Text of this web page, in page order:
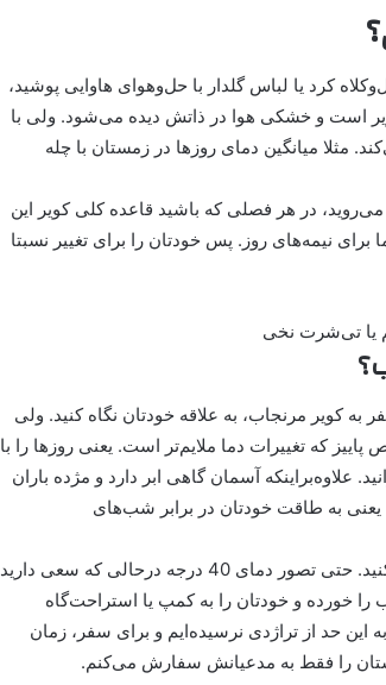
کرد یا لباس گلدار با حل‌وهوای هاوایی پوشید،
است و خشکی هوا در ذاتش دیده می‌شود. ولی با
مثلا میانگین دمای روزها در زمستان با چله
در هر فصلی که باشید قاعده کلی کویر این
نیمه‌های روز. پس خودتان را برای تغییر نسبتا
کویر مرنجاب، به علاقه خودتان نگاه کنید. ولی
که تغییرات دما ملایم‌تر است. یعنی روزها را با
شب‌ها را با 5 درجه می‌گذرانید. علاوه‌براینکه آسمان گاهی ابر دارد و مژده باران
به طاقت خودتان در برابر شب‌های
اگر هم گرمایی هستید، نیمه اول سال را فراموش کنید. حتی تصور دمای 40 درجه درحالی که سعی دارید
خورده و خودتان را به کمپ یا استراحت‌گاه
به این حد از تراژدی نرسیده‌ایم و برای سفر، زمان
را فقط به مدعیانش سفارش می‌کنم.